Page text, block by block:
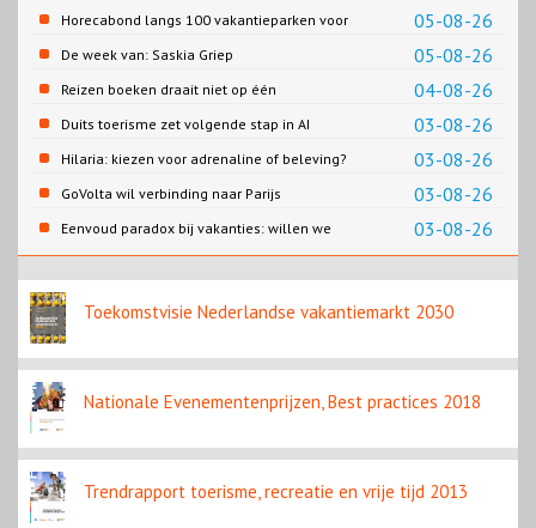
naar Porto
05-08-26
Horecabond langs 100 vakantieparken voor
Cao-recreatie
05-08-26
De week van: Saskia Griep
04-08-26
Reizen boeken draait niet op één
contentbron
03-08-26
Duits toerisme zet volgende stap in AI
content
03-08-26
Hilaria: kiezen voor adrenaline of beleving?
03-08-26
GoVolta wil verbinding naar Parijs
03-08-26
Eenvoud paradox bij vakanties: willen we
eenvoud of toch goed verzorgd?
Toekomstvisie Nederlandse vakantiemarkt 2030
Nationale Evenementenprijzen, Best practices 2018
Trendrapport toerisme, recreatie en vrije tijd 2013